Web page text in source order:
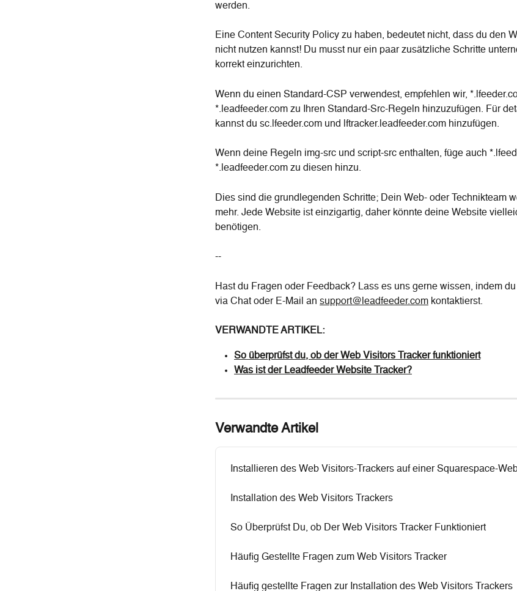
werden.
Eine Content Security Policy zu haben, bedeutet nicht, dass du den
nicht nutzen kannst! Du musst nur ein paar zusätzliche Schritte
korrekt einzurichten.
Wenn du einen Standard-CSP verwendest, empfehlen wir,
*.leadfeeder.com zu Ihren Standard-Src-Regeln hinzuzufügen. Für
kannst du sc.lfeeder.com und lftracker.leadfeeder.com hinzufügen.
Wenn deine Regeln img-src und script-src enthalten, füge auch
*.leadfeeder.com zu diesen hinzu.
Dies sind die grundlegenden Schritte; Dein Web- oder Technikteam
mehr. Jede Website ist einzigartig, daher könnte deine Website
benötigen.
--
Hast du Fragen oder Feedback? Lass es uns gerne wissen, indem
via Chat oder E-Mail an support@leadfeeder.com kontaktierst.
VERWANDTE ARTIKEL:
So überprüfst du, ob der Web Visitors Tracker funktioniert
Was ist der Leadfeeder Website Tracker?
Verwandte Artikel
Installieren des Web Visitors-Trackers auf einer Squarespace-
Installation des Web Visitors Trackers
So Überprüfst Du, ob Der Web Visitors Tracker Funktioniert
Häufig Gestellte Fragen zum Web Visitors Tracker
Häufig gestellte Fragen zur Installation des Web Visitors Trackers